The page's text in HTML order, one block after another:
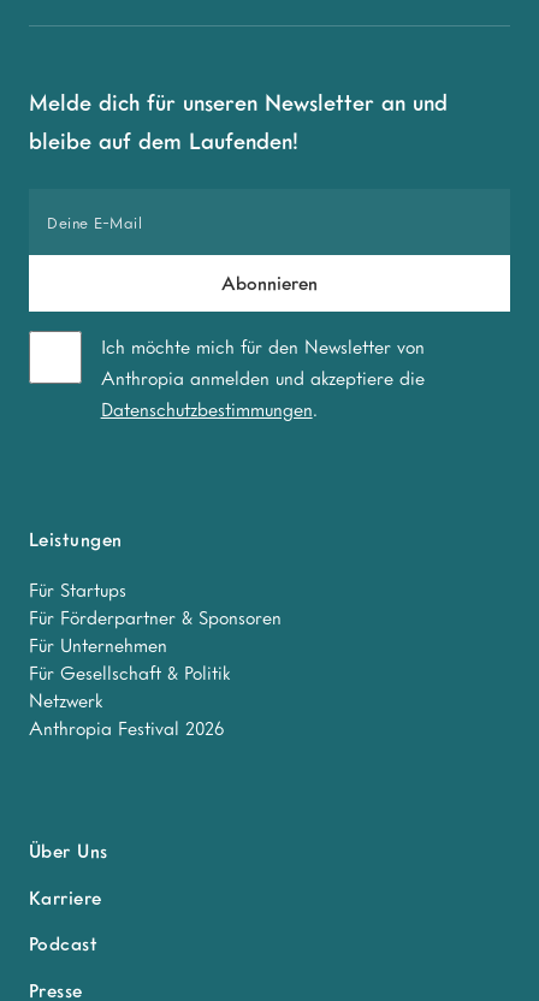
Melde dich für unseren Newsletter an und
bleibe auf dem Laufenden!
Ich möchte mich für den Newsletter von
Anthropia anmelden und akzeptiere die
Datenschutzbestimmungen.
Leistungen
Für Startups
Für Förderpartner & Sponsoren
Für Unternehmen
Für Gesellschaft & Politik
Netzwerk
Anthropia Festival 2026
Über Uns
Karriere
Podcast
Presse